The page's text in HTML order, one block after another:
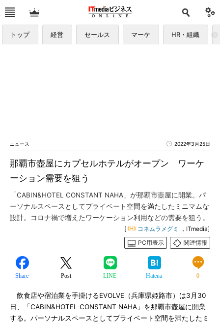
トップ 経営 セールス マーケ HR・組織
ニュース 2022年3月25日
那覇市壺屋にカプセルホテルがオープン ワーケ
ーション需要を狙う
「CABIN&HOTEL CONSTANT NAHA」が那覇市壺屋に開業。パ
ーソナルスペースとしてプライベート空間を満たしたミニマムな
設計。コロナ禍で増えたワーケーション利用などの需要を狙う。
[ コネムラメグミ
，ITmedia]
PC用表示
関連情報
Share Post LINE Hatena 0
飲食店や宿泊業を手掛けるEVOLVE（兵庫県姫路市）は3月30
日、「CABIN&HOTEL CONSTANT NAHA」を那覇市壺屋に開業
する。パーソナルスペースとしてプライベート空間を満たしたミ